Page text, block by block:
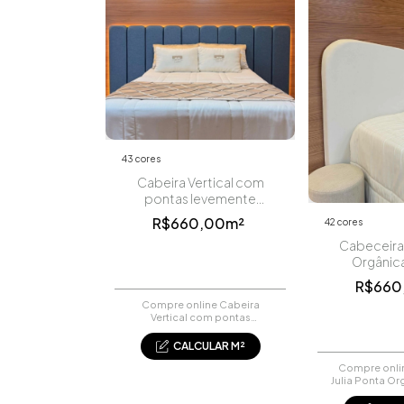
43 cores
Cabeira Vertical com
pontas levemente
arredondadas
R$660,00m²
Compre online Cabeira
Vertical com pontas
R$0,08. Faça seu pedido e
pague-o online.
CALCULAR M²
42 cores
Cabeceira
Compre
Julia Ponta